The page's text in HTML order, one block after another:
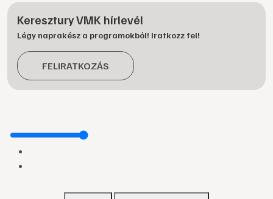
Keresztury VMK hírlevél
Légy naprakész a programokból! Iratkozz fel!
FELIRATKOZÁS